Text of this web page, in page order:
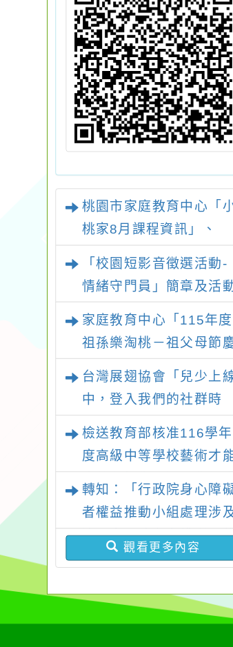
桃園市家庭教育中心「
桃家8月課程資訊」、
同樂會」、「邁向下一站
幸福系列講座及成長團
體」海報，惠請貴機關
(學校)運用多元管道宣
導。
「校園短影音徵選活動-
情緒守門員」簡章及活
家庭教育中心「115年度
祖孫樂淘桃－祖父母節
台灣展翅協會「兒少上
中，登入我們的社群時
檢送教育部核准116學年
度高級中等學校藝術才
份，請查照。
轉知：「行政院身心障
者權益推動小組處理涉
違反身心障礙者權利公
申訴案件作業原則」
觀看更多內容
年度表揚推
教育績優個人
體實施計畫
社團法人台灣自殺
治學會辦理「2024
台灣自殺防治學會